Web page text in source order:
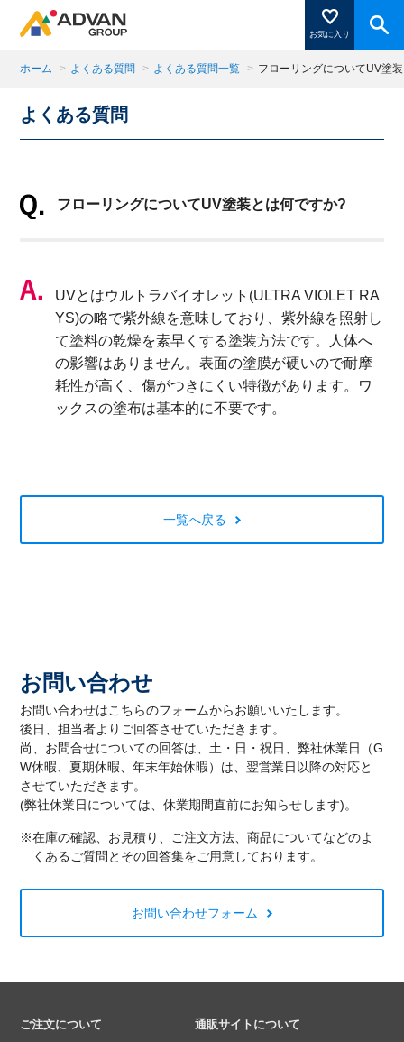
お気に入り
商品ページにある「お気に入り登録」を押すと登録した
商品がここに表示されます。
ホーム > よくある質問 > よくある質問一覧 > フローリングについてUV塗
よくある質問
フローリングについてUV塗装とは何ですか?
UVとはウルトラバイオレット(ULTRA VIOLET RA
YS)の略で紫外線を意味しており、紫外線を照射し
て塗料の乾燥を素早くする塗装方法です。人体へ
の影響はありません。表面の塗膜が硬いので耐摩
耗性が高く、傷がつきにくい特徴があります。ワ
ックスの塗布は基本的に不要です。
一覧へ戻る
お問い合わせ
お問い合わせはこちらのフォームからお願いいたします。
後日、担当者よりご回答させていただきます。
尚、お問合せについての回答は、土・日・祝日、弊社休業日（G
W休暇、夏期休暇、年末年始休暇）は、翌営業日以降の対応と
させていただきます。
(弊社休業日については、休業期間直前にお知らせします)。
※在庫の確認、お見積り、ご注文方法、商品についてなどのよ
くあるご質問とその回答集をご用意しております。
お問い合わせフォーム
ご注文について 通販サイトについて